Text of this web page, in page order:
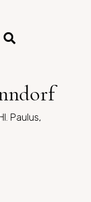
Paulus,